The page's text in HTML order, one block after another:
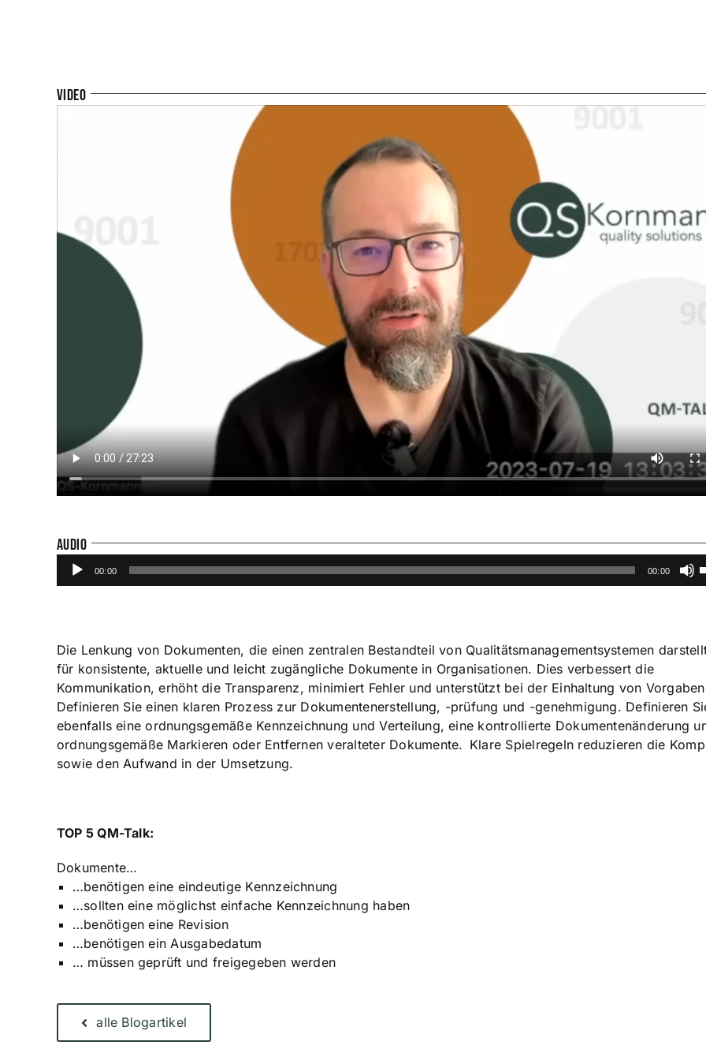
Video
AUDIO
Audio-
Player
00:00 00:00
Die Lenkung von Dokumenten, die einen zentralen Bestandteil von Qualitätsmanagementsystemen
für konsistente, aktuelle und leicht zugängliche Dokumente in Organisationen. Dies verbessert die
Kommunikation, erhöht die Transparenz, minimiert Fehler und unterstützt bei der Einhaltung von
Definieren Sie einen klaren Prozess zur Dokumentenerstellung, -prüfung und -genehmigung. Definieren
ebenfalls eine ordnungsgemäße Kennzeichnung und Verteilung, eine kontrollierte Dokumentenänderung
ordnungsgemäße Markieren oder Entfernen veralteter Dokumente. Klare Spielregeln reduzieren die
sowie den Aufwand in der Umsetzung.
TOP 5 QM-Talk:
Dokumente…
…benötigen eine eindeutige Kennzeichnung
…sollten eine möglichst einfache Kennzeichnung haben
…benötigen eine Revision
…benötigen ein Ausgabedatum
… müssen geprüft und freigegeben werden
alle Blogartikel